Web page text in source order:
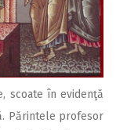
scoate în evidenţă
Părintele profesor